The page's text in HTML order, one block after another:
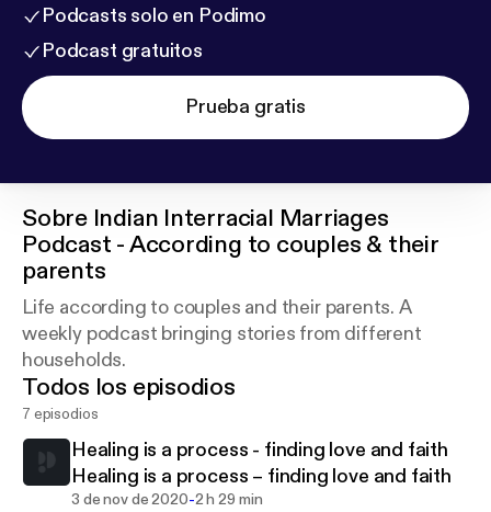
Podcasts solo en Podimo
Podcast gratuitos
Prueba gratis
Sobre Indian Interracial Marriages
Podcast - According to couples & their
parents
Life according to couples and their parents. A
weekly podcast bringing stories from different
households.
Todos los episodios
7 episodios
Healing is a process - finding love and faith
Healing is a process – finding love and faith
3 de nov de 2020-2 h 29 min